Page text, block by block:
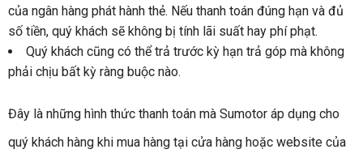
của ngân hàng phát hành thẻ. Nếu thanh toán đúng hạn và đủ
số tiền, quý khách sẽ không bị tính lãi suất hay phí phạt.
Quý khách cũng có thể trả trước kỳ hạn trả góp mà không
phải chịu bất kỳ ràng buộc nào.
Đây là những hình thức thanh toán mà Sumotor áp dụng cho
quý khách hàng khi mua hàng tại cửa hàng hoặc website của